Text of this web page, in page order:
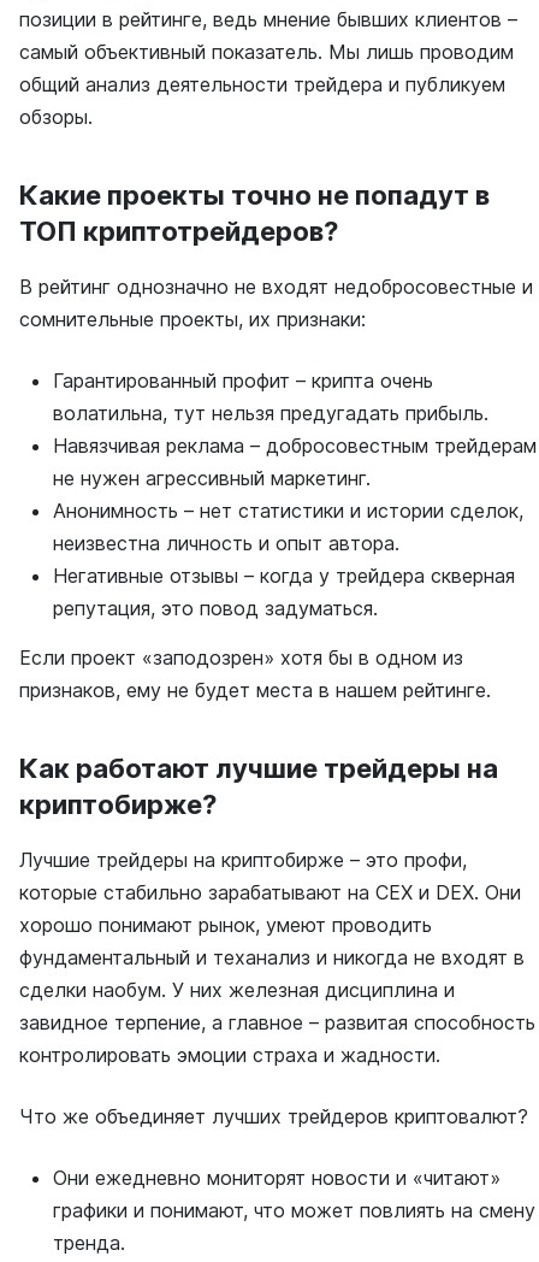
позиции в рейтинге, ведь мнение бывших клиентов –
самый объективный показатель. Мы лишь проводим
общий анализ деятельности трейдера и публикуем
обзоры.
Какие проекты точно не попадут в
ТОП криптотрейдеров?
В рейтинг однозначно не входят недобросовестные и
сомнительные проекты, их признаки:
Гарантированный профит – крипта очень
волатильна, тут нельзя предугадать прибыль.
Навязчивая реклама – добросовестным трейдерам
не нужен агрессивный маркетинг.
Анонимность – нет статистики и истории сделок,
неизвестна личность и опыт автора.
Негативные отзывы – когда у трейдера скверная
репутация, это повод задуматься.
Если проект «заподозрен» хотя бы в одном из
признаков, ему не будет места в нашем рейтинге.
Как работают лучшие трейдеры на
криптобирже?
Лучшие трейдеры на криптобирже – это профи,
которые стабильно зарабатывают на CEX и DEX. Они
хорошо понимают рынок, умеют проводить
фундаментальный и теханализ и никогда не входят в
сделки наобум. У них железная дисциплина и
завидное терпение, а главное – развитая способность
контролировать эмоции страха и жадности.
Что же объединяет лучших трейдеров криптовалют?
Они ежедневно мониторят новости и «читают»
графики и понимают, что может повлиять на смену
тренда.